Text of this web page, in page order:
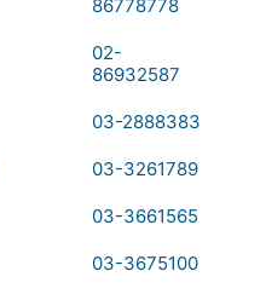
86778778
02-
86932587
03-2888383
03-3261789
03-3661565
03-3675100